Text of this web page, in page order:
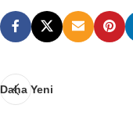
Daha Yeni